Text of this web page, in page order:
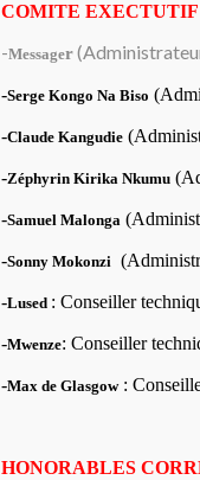
COMITE EXECTUTIF
-Messager
-Serge Kongo Na Biso
-Claude Kangudie
-Zéphyrin Kirika Nkumu
-Samuel Malonga
-Sonny Mokonzi
-Lused : Conseiller
-Mwenze: Conseiller
-Max de Glasgow:
HONORABLES